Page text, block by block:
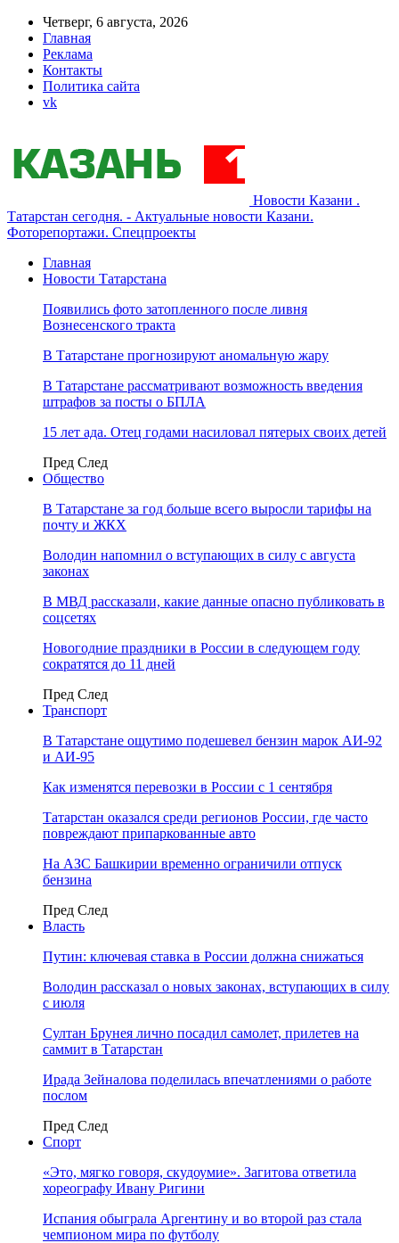
Четверг, 6 августа, 2026
Главная
Реклама
Контакты
Политика сайта
vk
Новости Казани .
Татарстан сегодня. - Актуальные новости Казани.
Фоторепортажи. Спецпроекты
Главная
Новости Татарстана
Появились фото затопленного после ливня
Вознесенского тракта
В Татарстане прогнозируют аномальную жару
В Татарстане рассматривают возможность введения
штрафов за посты о БПЛА
15 лет ада. Отец годами насиловал пятерых своих детей
Пред След
Общество
В Татарстане за год больше всего выросли тарифы на
почту и ЖКХ
Володин напомнил о вступающих в силу с августа
законах
В МВД рассказали, какие данные опасно публиковать в
соцсетях
Новогодние праздники в России в следующем году
сократятся до 11 дней
Пред След
Транспорт
В Татарстане ощутимо подешевел бензин марок АИ-92
и АИ-95
Как изменятся перевозки в России с 1 сентября
Татарстан оказался среди регионов России, где часто
повреждают припаркованные авто
На АЗС Башкирии временно ограничили отпуск
бензина
Пред След
Власть
Путин: ключевая ставка в России должна снижаться
Володин рассказал о новых законах, вступающих в силу
с июля
Султан Брунея лично посадил самолет, прилетев на
саммит в Татарстан
Ирада Зейналова поделилась впечатлениями о работе
послом
Пред След
Спорт
«Это, мягко говоря, скудоумие». Загитова ответила
хореографу Ивану Ригини
Испания обыграла Аргентину и во второй раз стала
чемпионом мира по футболу